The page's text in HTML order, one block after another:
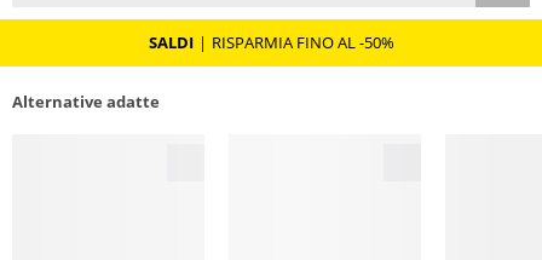
SALDI | RISPARMIA FINO AL -50%
Alternative adatte